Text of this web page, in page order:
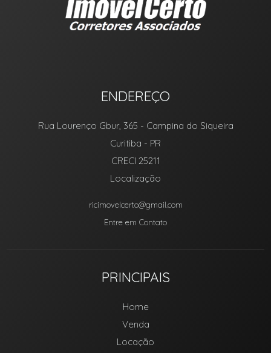
ENDEREÇO
Rua Lourenço Gbur, 365 - Campina do Siqueira
Curitiba - PR
CRECI 25211
Localização
ricimovelcerto@gmail.com
Entre em Contato
PRINCIPAIS
Home
Venda
Locação